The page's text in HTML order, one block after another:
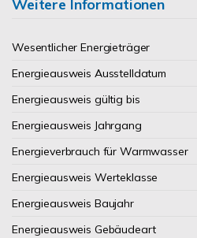
Weitere Informationen
Wesentlicher Energieträger
Energieausweis Ausstelldatum
Energieausweis gültig bis
Energieausweis Jahrgang
Energieverbrauch für Warmwasser
Energieausweis Werteklasse
Energieausweis Baujahr
Energieausweis Gebäudeart